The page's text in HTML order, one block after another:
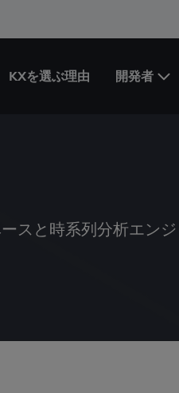
KXを選ぶ理由 開発者
スと時系列分析エンジ